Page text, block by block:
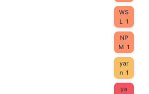
WS
L 1
NP
M 1
yar
n 1
ya